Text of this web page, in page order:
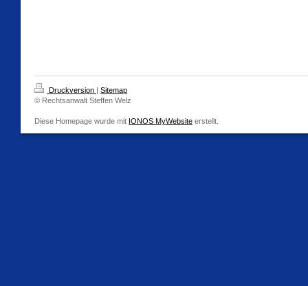
Druckversion | Sitemap
© Rechtsanwalt Steffen Welz
Diese Homepage wurde mit IONOS MyWebsite erstellt.